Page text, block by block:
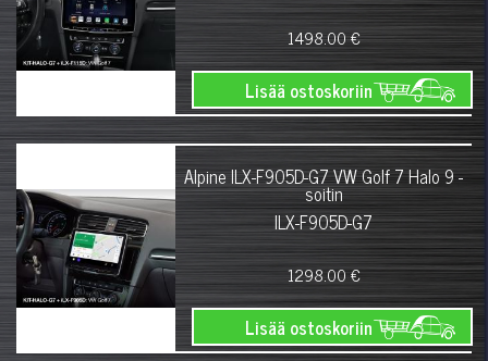
1498.00 €
Lisää ostoskoriin
Alpine ILX-F905D-G7 VW Golf 7 Halo 9 -
soitin
ILX-F905D-G7
1298.00 €
Lisää ostoskoriin